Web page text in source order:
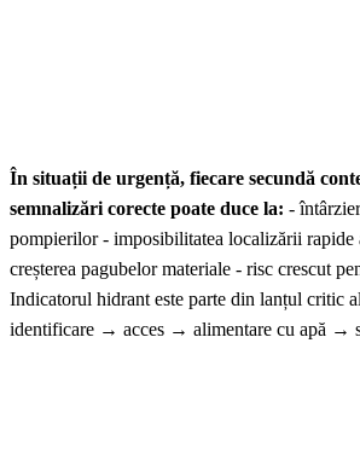
În situații de urgență, fiecare secundă
semnalizări corecte poate duce la: -
pompierilor - imposibilitatea localizării rapide
creșterea pagubelor materiale - risc crescut
Indicatorul hidrant este parte din lanțul critic
identificare → acces → alimentare cu apă →